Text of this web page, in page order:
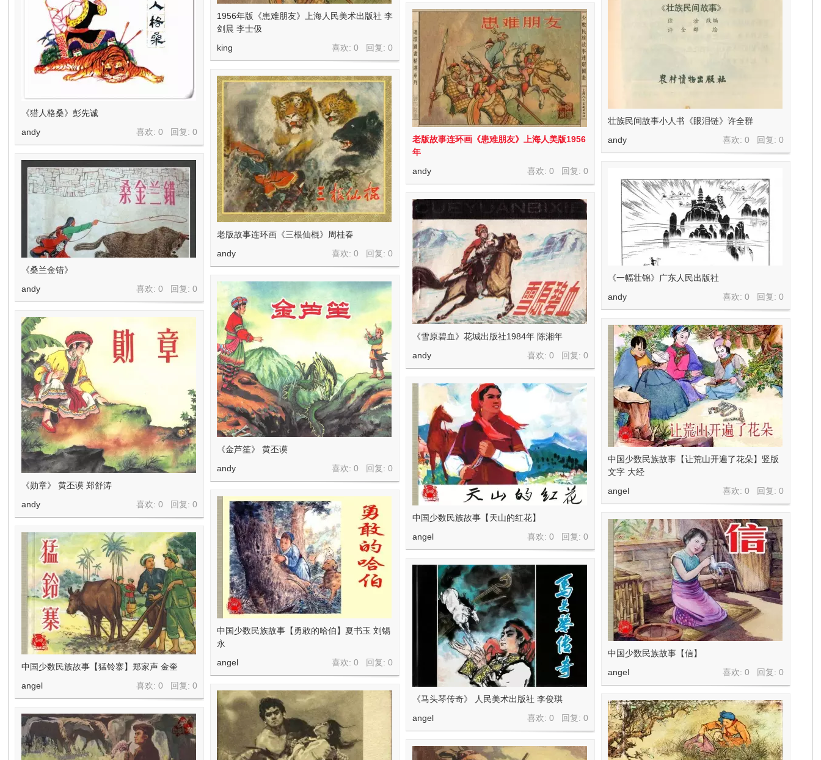
1956年版《患难朋友》上海人民美术出版社 李
剑晨 李士伋
喜欢: 0 回复:0
king
壮族民间故事小人书《眼泪链》许全群
喜欢: 0 回复:0
andy
《猎人格桑》彭先诚
喜欢: 0 回复:0
andy
老版故事连环画《患难朋友》上海人美版1956
年
喜欢: 0 回复:0
andy
老版故事连环画《三根仙棍》周桂春
喜欢: 0 回复:0
andy
《桑兰金错》
喜欢: 0 回复:0
andy
《一幅壮锦》广东人民出版社
喜欢: 0 回复:0
andy
《雪原碧血》花城出版社1984年 陈湘年
喜欢: 0 回复:0
andy
《金芦笙》 黄丕谟
喜欢: 0 回复:0
andy
《勋章》 黄丕谟 郑舒涛
喜欢: 0 回复:0
andy
中国少数民族故事【让荒山开遍了花朵】竖版
文字 大经
喜欢: 0 回复:0
angel
中国少数民族故事【天山的红花】
喜欢: 0 回复:0
angel
中国少数民族故事【勇敢的哈伯】夏书玉 刘锡
永
喜欢: 0 回复:0
angel
中国少数民族故事【信】
喜欢: 0 回复:0
angel
中国少数民族故事【猛铃寨】郑家声 金奎
喜欢: 0 回复:0
angel
《马头琴传奇》 人民美术出版社 李俊琪
喜欢: 0 回复:0
angel